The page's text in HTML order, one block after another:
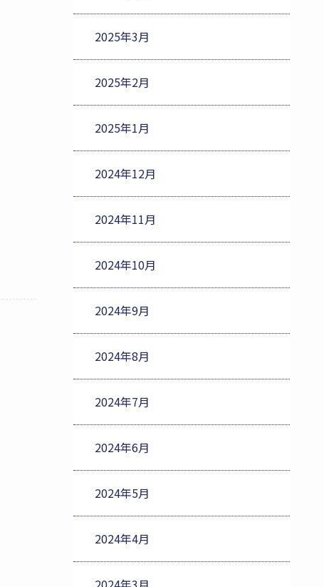
2025年3月
2025年2月
2025年1月
2024年12月
2024年11月
2024年10月
2024年9月
2024年8月
2024年7月
2024年6月
2024年5月
2024年4月